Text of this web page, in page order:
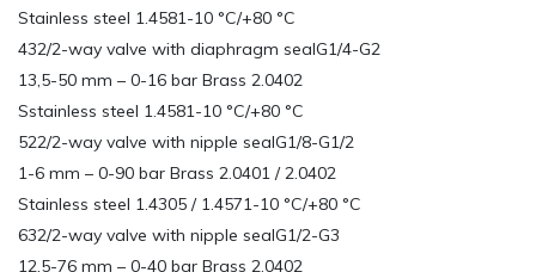
Stainless steel 1.4581-10 °C/+80 °C
432/2-way valve with diaphragm sealG1/4-G2
13,5-50 mm – 0-16 bar Brass 2.0402
Sstainless steel 1.4581-10 °C/+80 °C
522/2-way valve with nipple sealG1/8-G1/2
1-6 mm – 0-90 bar Brass 2.0401 / 2.0402
Stainless steel 1.4305 / 1.4571-10 °C/+80 °C
632/2-way valve with nipple sealG1/2-G3
12,5-76 mm – 0-40 bar Brass 2.0402